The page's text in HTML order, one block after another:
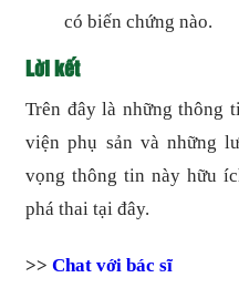
có biến chứng nào.
Lời kết
Trên đây là những thông
viện phụ sản và những
vọng thông tin này hữu
phá thai tại đây.
>>Chat với bác sĩ